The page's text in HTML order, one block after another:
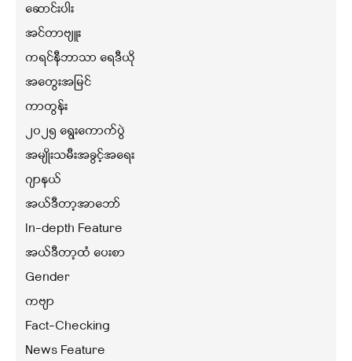
ဆောင်းပါး
အင်တာဗျူး
ကရင်နီဘာသာ ရေဒီယို
အတွေးအမြင်
ကာတွန်း
၂၀၂၅ ရွေးကောက်ပွဲ
အမျိုးသမီးအခွင့်အရေး
ဂျာနယ်
အယ်ဒီတာ့အာဘော်
In-depth Feature
အယ်ဒီတာ့ထံ ပေးစာ
Gender
ကဗျာ
Fact-Checking
News Feature